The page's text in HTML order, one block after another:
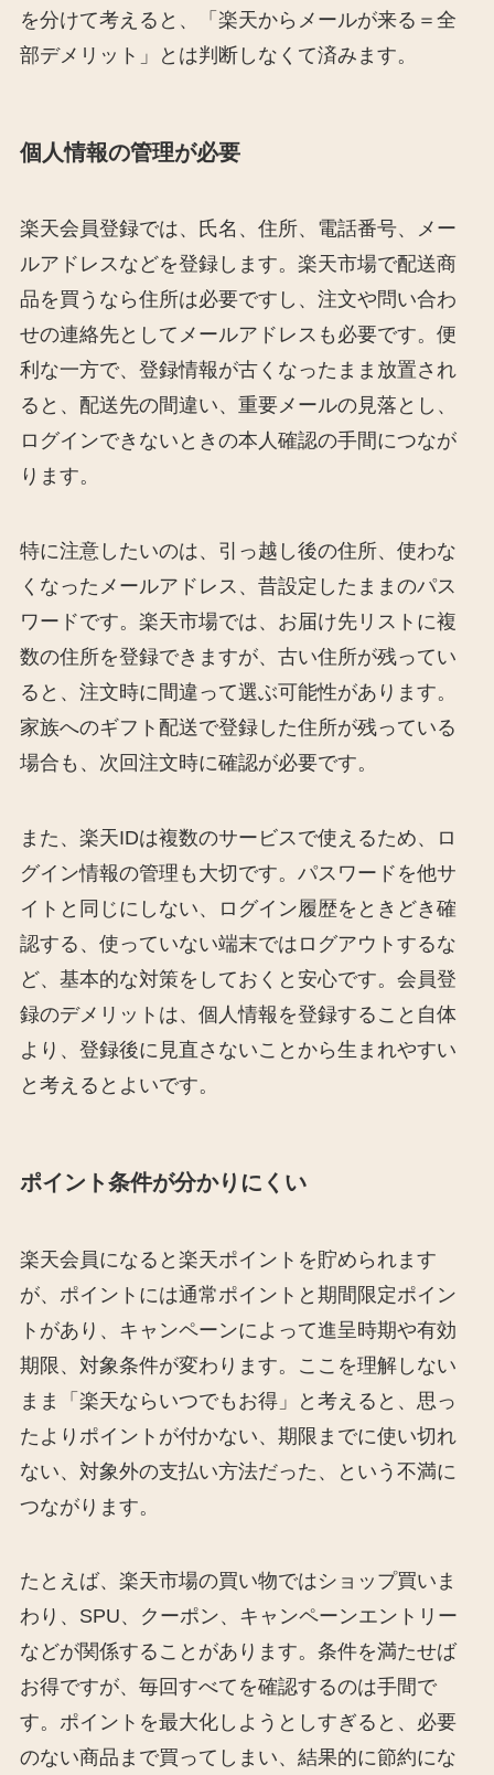
を分けて考えると、「楽天からメールが来る＝全
部デメリット」とは判断しなくて済みます。
個人情報の管理が必要
楽天会員登録では、氏名、住所、電話番号、メー
ルアドレスなどを登録します。楽天市場で配送商
品を買うなら住所は必要ですし、注文や問い合わ
せの連絡先としてメールアドレスも必要です。便
利な一方で、登録情報が古くなったまま放置され
ると、配送先の間違い、重要メールの見落とし、
ログインできないときの本人確認の手間につなが
ります。
特に注意したいのは、引っ越し後の住所、使わな
くなったメールアドレス、昔設定したままのパス
ワードです。楽天市場では、お届け先リストに複
数の住所を登録できますが、古い住所が残ってい
ると、注文時に間違って選ぶ可能性があります。
家族へのギフト配送で登録した住所が残っている
場合も、次回注文時に確認が必要です。
また、楽天IDは複数のサービスで使えるため、ロ
グイン情報の管理も大切です。パスワードを他サ
イトと同じにしない、ログイン履歴をときどき確
認する、使っていない端末ではログアウトするな
ど、基本的な対策をしておくと安心です。会員登
録のデメリットは、個人情報を登録すること自体
より、登録後に見直さないことから生まれやすい
と考えるとよいです。
ポイント条件が分かりにくい
楽天会員になると楽天ポイントを貯められます
が、ポイントには通常ポイントと期間限定ポイン
トがあり、キャンペーンによって進呈時期や有効
期限、対象条件が変わります。ここを理解しない
まま「楽天ならいつでもお得」と考えると、思っ
たよりポイントが付かない、期限までに使い切れ
ない、対象外の支払い方法だった、という不満に
つながります。
たとえば、楽天市場の買い物ではショップ買いま
わり、SPU、クーポン、キャンペーンエントリー
などが関係することがあります。条件を満たせば
お得ですが、毎回すべてを確認するのは手間で
す。ポイントを最大化しようとしすぎると、必要
のない商品まで買ってしまい、結果的に節約にな